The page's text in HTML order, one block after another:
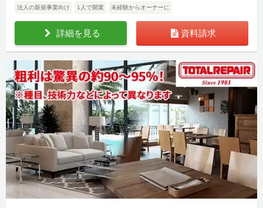
法人の新規事業向け 1人で開業 未経験からオーナーに
詳細を見る 資料請求